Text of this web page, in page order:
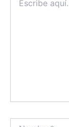
aquí...